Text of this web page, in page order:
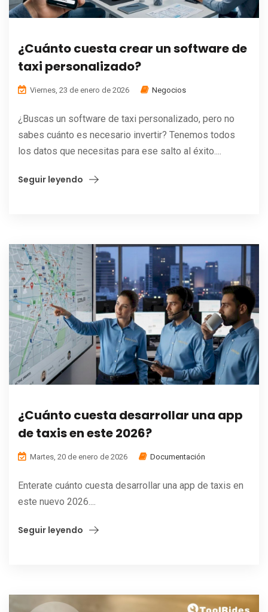
¿Cuánto cuesta crear un software de
taxi personalizado?
Viernes, 23 de enero de 2026 Negocios
¿Buscas un software de taxi personalizado, pero no
sabes cuánto es necesario invertir? Tenemos todos
los datos que necesitas para ese salto al éxito....
Seguir leyendo
¿Cuánto cuesta desarrollar una app
de taxis en este 2026?
Martes, 20 de enero de 2026 Documentación
Enterate cuánto cuesta desarrollar una app de taxis en
este nuevo 2026....
Seguir leyendo